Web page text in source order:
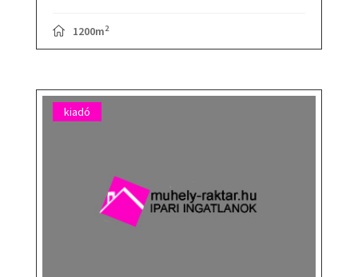
1200m2
kiadó